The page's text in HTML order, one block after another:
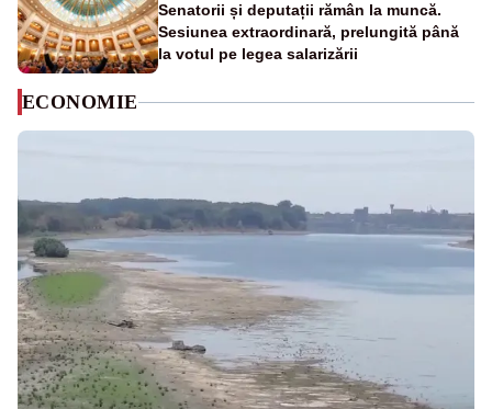
Senatorii și deputații rămân la muncă.
Sesiunea extraordinară, prelungită până
la votul pe legea salarizării
ECONOMIE